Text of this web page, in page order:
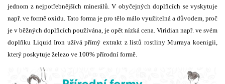
jednom z nejpotřebnějších minerálů. V obyčejných doplňcích se vyskytuje
např. ve formě oxidu. Tato forma je pro tělo málo využitelná a důvodem, proč
je v běžných doplňcích používána, je opět nízká cena. Viridian např. ve svém
doplňku Liquid Iron užívá přímý extrakt z listů rostliny Murraya koenigii,
který poskytuje železo ve 100% přírodní formě.